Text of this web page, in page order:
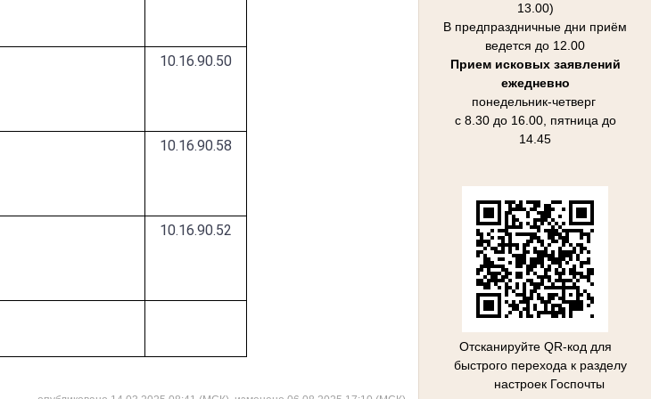
13.00)
В предпраздничные дни приём
ведется до 12.00
Прием исковых заявлений
ежедневно
понедельник-четверг
с 8.30 до 16.00, пятница до
14.45
Отсканируйте QR-код для
быстрого перехода к разделу
настроек Госпочты
10.16.90.50
10.16.90.58
10.16.90.52